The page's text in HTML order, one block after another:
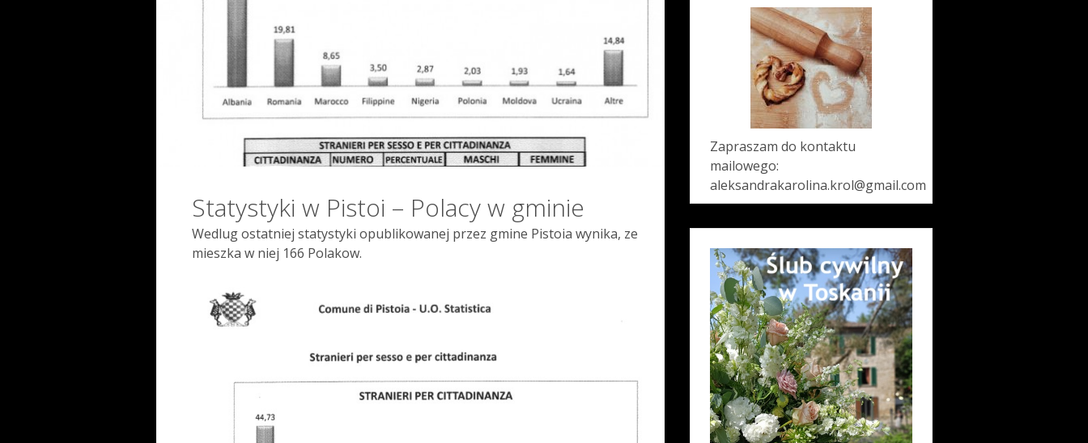
Statystyki w Pistoi – Polacy w gminie
Wedlug ostatniej statystyki opublikowanej przez gmine Pistoia wynika, ze
mieszka w niej 166 Polakow.
Zapraszam do kontaktu
mailowego:
aleksandrakarolina.krol@gmail.com